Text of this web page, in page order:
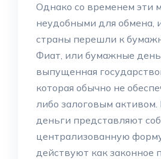
Однако со временем эти
неудобными для обмена,
страны перешли к
Фиат, или бумажные
выпущенная
которая обычно не
либо залоговым
деньги представляют
централизованную
действуют как законное